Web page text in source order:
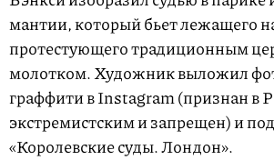
мантии, который бьет лежащего
протестующего традиционным
молотком. Художник выложил
граффити в Instagram (признан в
экстремистским и запрещен) и
«Королевские суды. Лондон».